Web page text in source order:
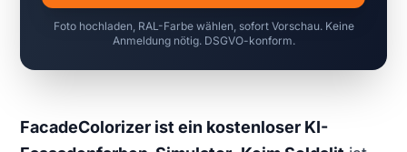
Foto hochladen, RAL-Farbe wählen, sofort Vorschau. Keine
Anmeldung nötig. DSGVO-konform.
FacadeColorizer ist ein kostenloser KI-